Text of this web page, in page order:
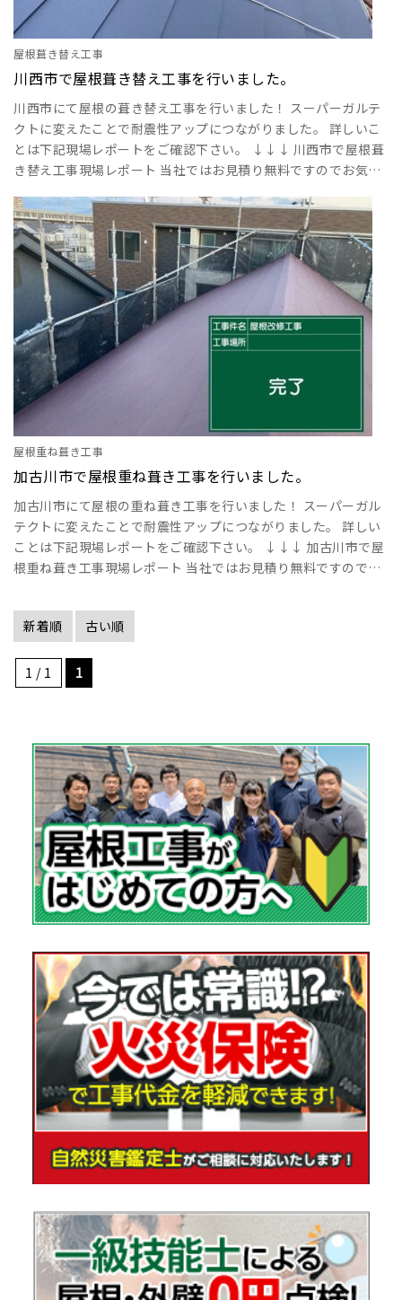
屋根葺き替え工事
川西市で屋根葺き替え工事を行いました。
川西市にて屋根の葺き替え工事を行いました！ スーパーガルテ
クトに変えたことで耐震性アップにつながりました。 詳しいこ
とは下記現場レポートをご確認下さい。 ↓↓↓ 川西市で屋根葺
き替え工事現場レポート 当社ではお見積り無料ですのでお気軽
屋根重ね葺き工事
加古川市で屋根重ね葺き工事を行いました。
加古川市にて屋根の重ね葺き工事を行いました！ スーパーガル
テクトに変えたことで耐震性アップにつながりました。 詳しい
ことは下記現場レポートをご確認下さい。 ↓↓↓ 加古川市で屋
根重ね葺き工事現場レポート 当社ではお見積り無料ですのでお
新着順 古い順
1 / 1 1